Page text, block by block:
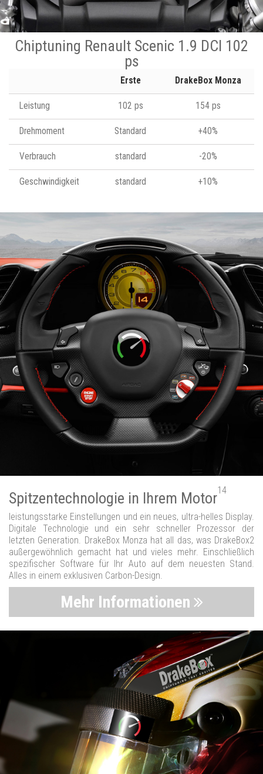
Chiptuning Renault Scenic 1.9 DCI 102
ps
Erste DrakeBox Monza
Leistung 102 ps 154 ps
Drehmoment Standard +40%
Verbrauch standard -20%
Geschwindigkeit standard +10%
Spitzentechnologie in Ihrem Motor14
leistungsstarke Einstellungen und ein neues, ultra-helles Display.
Digitale Technologie und ein sehr schneller Prozessor der
letzten Generation. DrakeBox Monza hat all das, was DrakeBox2
außergewöhnlich gemacht hat und vieles mehr. Einschließlich
spezifischer Software für Ihr Auto auf dem neuesten Stand.
Alles in einem exklusiven Carbon-Design.
Mehr Informationen